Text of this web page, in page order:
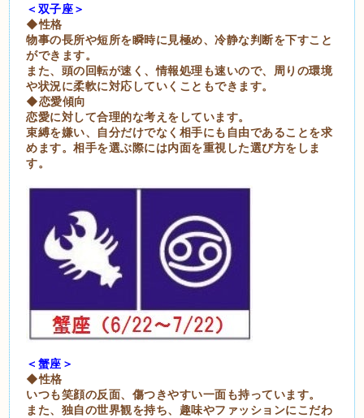
＜双子座＞
◆性格
物事の長所や短所を瞬時に見極め、冷静な判断を下すこと
ができます。
また、頭の回転が速く、情報処理も速いので、周りの環境
や状況に柔軟に対応していくこともできます。
◆恋愛傾向
恋愛に対して合理的な考えをしています。
束縛を嫌い、自分だけでなく相手にも自由であることを求
めます。相手を選ぶ際には内面を重視した選び方をしま
す。
＜蟹座＞
◆性格
いつも笑顔の反面、傷つきやすい一面も持っています。
また、独自の世界観を持ち、趣味やファッションにこだわ